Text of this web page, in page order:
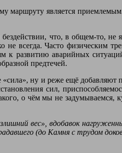
является
что, в общем-то,
не всегда. Часто физическим
развитию аварийных
предтечей.
ну и реже ещё
сил,
о чём мы не задумываемся,
вес», вдобавок
(до Камня с трудом